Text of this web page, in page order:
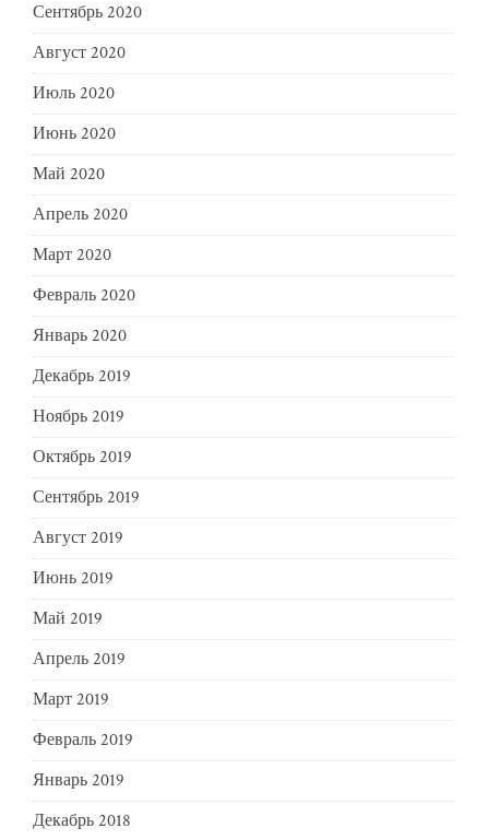
Сентябрь 2020
Август 2020
Июль 2020
Июнь 2020
Май 2020
Апрель 2020
Март 2020
Февраль 2020
Январь 2020
Декабрь 2019
Ноябрь 2019
Октябрь 2019
Сентябрь 2019
Август 2019
Июнь 2019
Май 2019
Апрель 2019
Март 2019
Февраль 2019
Январь 2019
Декабрь 2018